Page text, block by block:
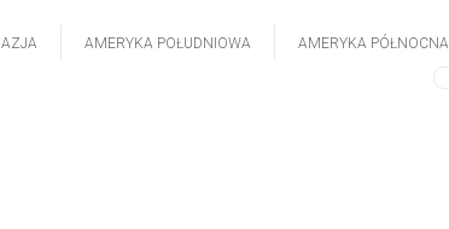
AZJA AMERYKA POŁUDNIOWA AMERYKA PÓŁNOCNA